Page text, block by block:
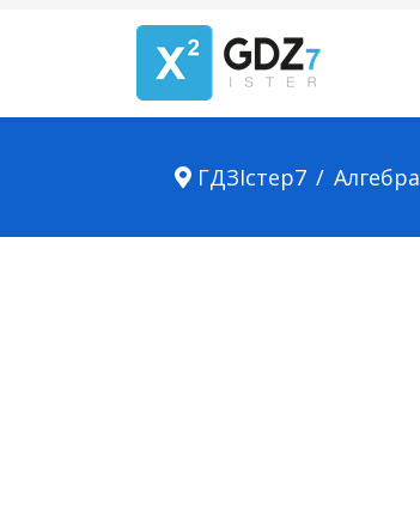
ГДЗІстер7 Алгебра